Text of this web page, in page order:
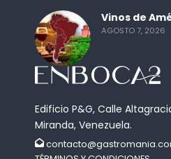
Edificio P&G, Calle
Miranda, Venezuela.
Vinos de
AGOSTO 7, 2026